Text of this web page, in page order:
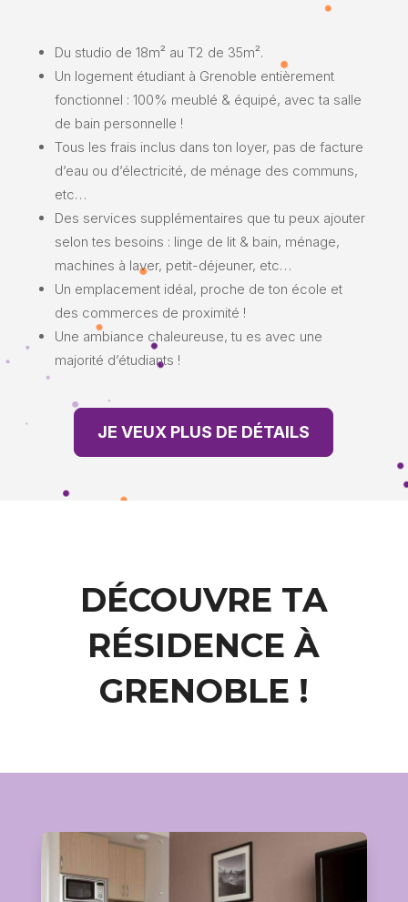
Du studio de 18m² au T2 de 35m².
Un logement étudiant à Grenoble entièrement
fonctionnel : 100% meublé & équipé, avec ta salle
de bain personnelle !
Tous les frais inclus dans ton loyer, pas de facture
d’eau ou d’électricité, de ménage des communs,
etc…
Des services supplémentaires que tu peux ajouter
selon tes besoins : linge de lit & bain, ménage,
machines à laver, petit-déjeuner, etc…
Un emplacement idéal, proche de ton école et
des commerces de proximité !
Une ambiance chaleureuse, tu es avec une
majorité d’étudiants !
JE VEUX PLUS DE DÉTAILS
DÉCOUVRE TA
RÉSIDENCE À
GRENOBLE !